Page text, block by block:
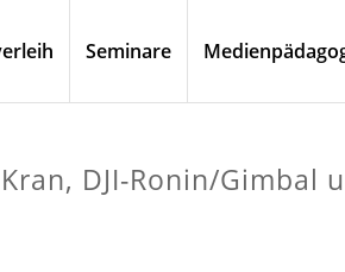
Seminare
DJI-Ronin/Gimbal